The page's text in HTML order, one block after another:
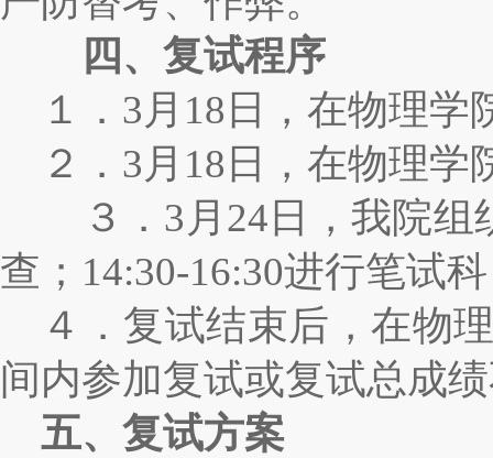
四、复试程序
１． 3月 18 日，在物理学
２． 3月 18 日，在物理学
３． 3 月 24 日，我院组
查； 14:30-16:30进行笔试
４．复试结束后，在物
间内参加复试或复试总成
五、复试方案